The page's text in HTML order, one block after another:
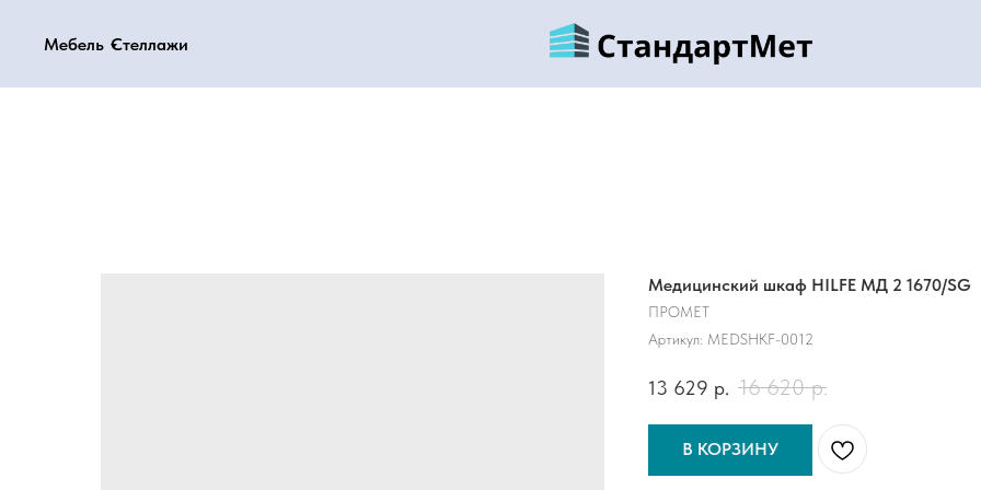
Мебель Стеллажи
Мебель Стеллажи
Медицинский шкаф HILFE МД 2 1670/SG
ПРОМЕТ
Артикул: MEDSHKF-0012
13 629 р. 16 620 р.
В КОРЗИНУ